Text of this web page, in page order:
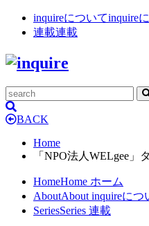
inquireについてinquire
連載連載
BACK
Home
「NPO法人WELgee」
HomeHome ホーム
AboutAbout inquireにつ
SeriesSeries 連載